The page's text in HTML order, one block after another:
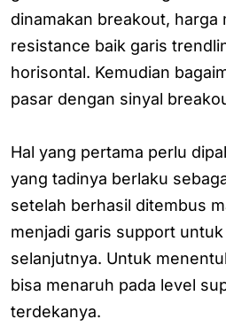
dinamakan breakout, harga
resistance baik garis
horisontal. Kemudian
pasar dengan sinyal
Hal yang pertama perlu
yang tadinya berlaku
setelah berhasil ditembus
menjadi garis support
selanjutnya. Untuk
bisa menaruh pada level
terdekanya.